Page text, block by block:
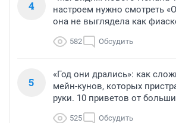
4
настроем нужно смотреть
она не выглядела как
582 Обсудить
5
«Год они дрались»: как
мейн-кунов, которых
руки. 10 приветов от
525 Обсудить